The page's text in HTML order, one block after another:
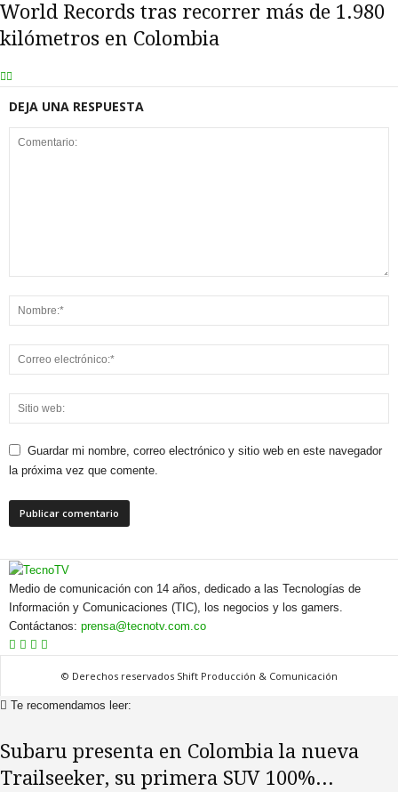
World Records tras recorrer más de 1.980
kilómetros en Colombia
DEJA UNA RESPUESTA
Guardar mi nombre, correo electrónico y sitio web en este navegador
la próxima vez que comente.
Medio de comunicación con 14 años, dedicado a las Tecnologías de
Información y Comunicaciones (TIC), los negocios y los gamers.
Contáctanos: prensa@tecnotv.com.co
© Derechos reservados Shift Producción & Comunicación
Te recomendamos leer:
Subaru presenta en Colombia la nueva
Trailseeker, su primera SUV 100%...